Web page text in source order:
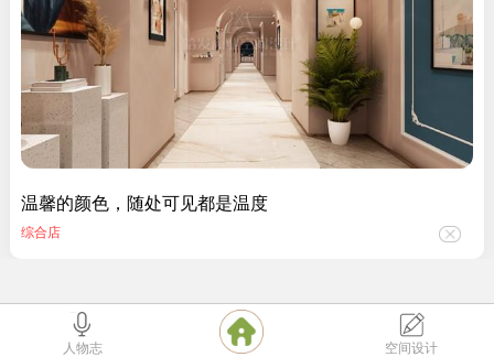
温馨的颜色，随处可见都是温度
综合店
苏ICP备10211719号-5
因特网许可证：苏B2-20130114
人物志 空间设计